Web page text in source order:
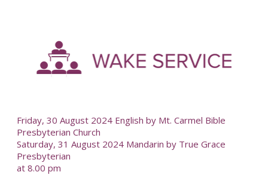
Friday, 30 August 2024 English by Mt. Carmel Bible
Presbyterian Church
Saturday, 31 August 2024 Mandarin by True Grace
Presbyterian
at 8.00 pm